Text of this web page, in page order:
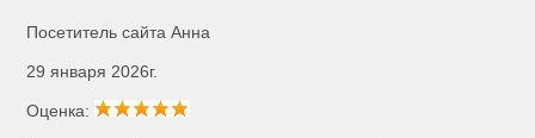
Посетитель сайта Анна
29 января 2026г.
Оценка: